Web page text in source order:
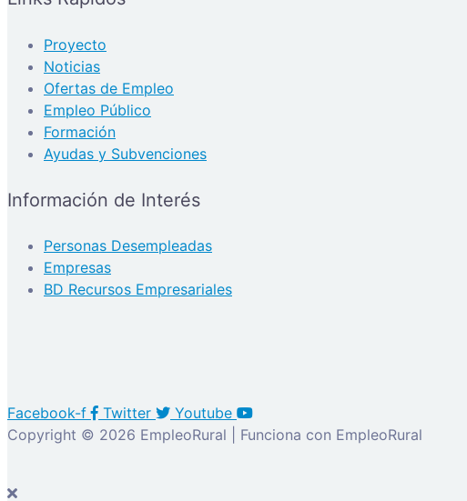
Proyecto
Noticias
Ofertas de Empleo
Empleo Público
Formación
Ayudas y Subvenciones
Información de Interés
Personas Desempleadas
Empresas
BD Recursos Empresariales
Facebook-f Twitter
Youtube
Copyright © 2026 EmpleoRural | Funciona con EmpleoRural